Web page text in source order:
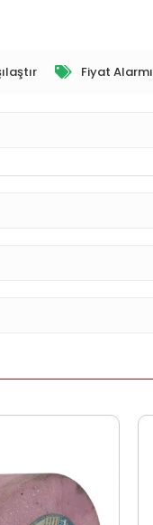
Fiyat Alarmı